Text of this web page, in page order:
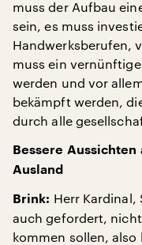
muss der Aufbau
sein, es muss
Handwerksberufen,
muss ein
werden und vor
bekämpft werden,
durch alle
Bessere
Ausland
Brink: Herr Kardinal,
auch gefordert,
kommen sollen,